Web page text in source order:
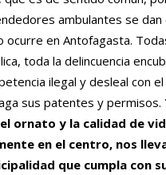
ambulantes se dan
ocurre en Antofagasta.
toda la delincuencia
ilegal y desleal con
sus patentes y permisos.
ornato y la calidad de
en el centro, nos
que cumpla con